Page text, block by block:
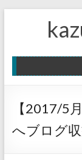
【2017/5
へブログ